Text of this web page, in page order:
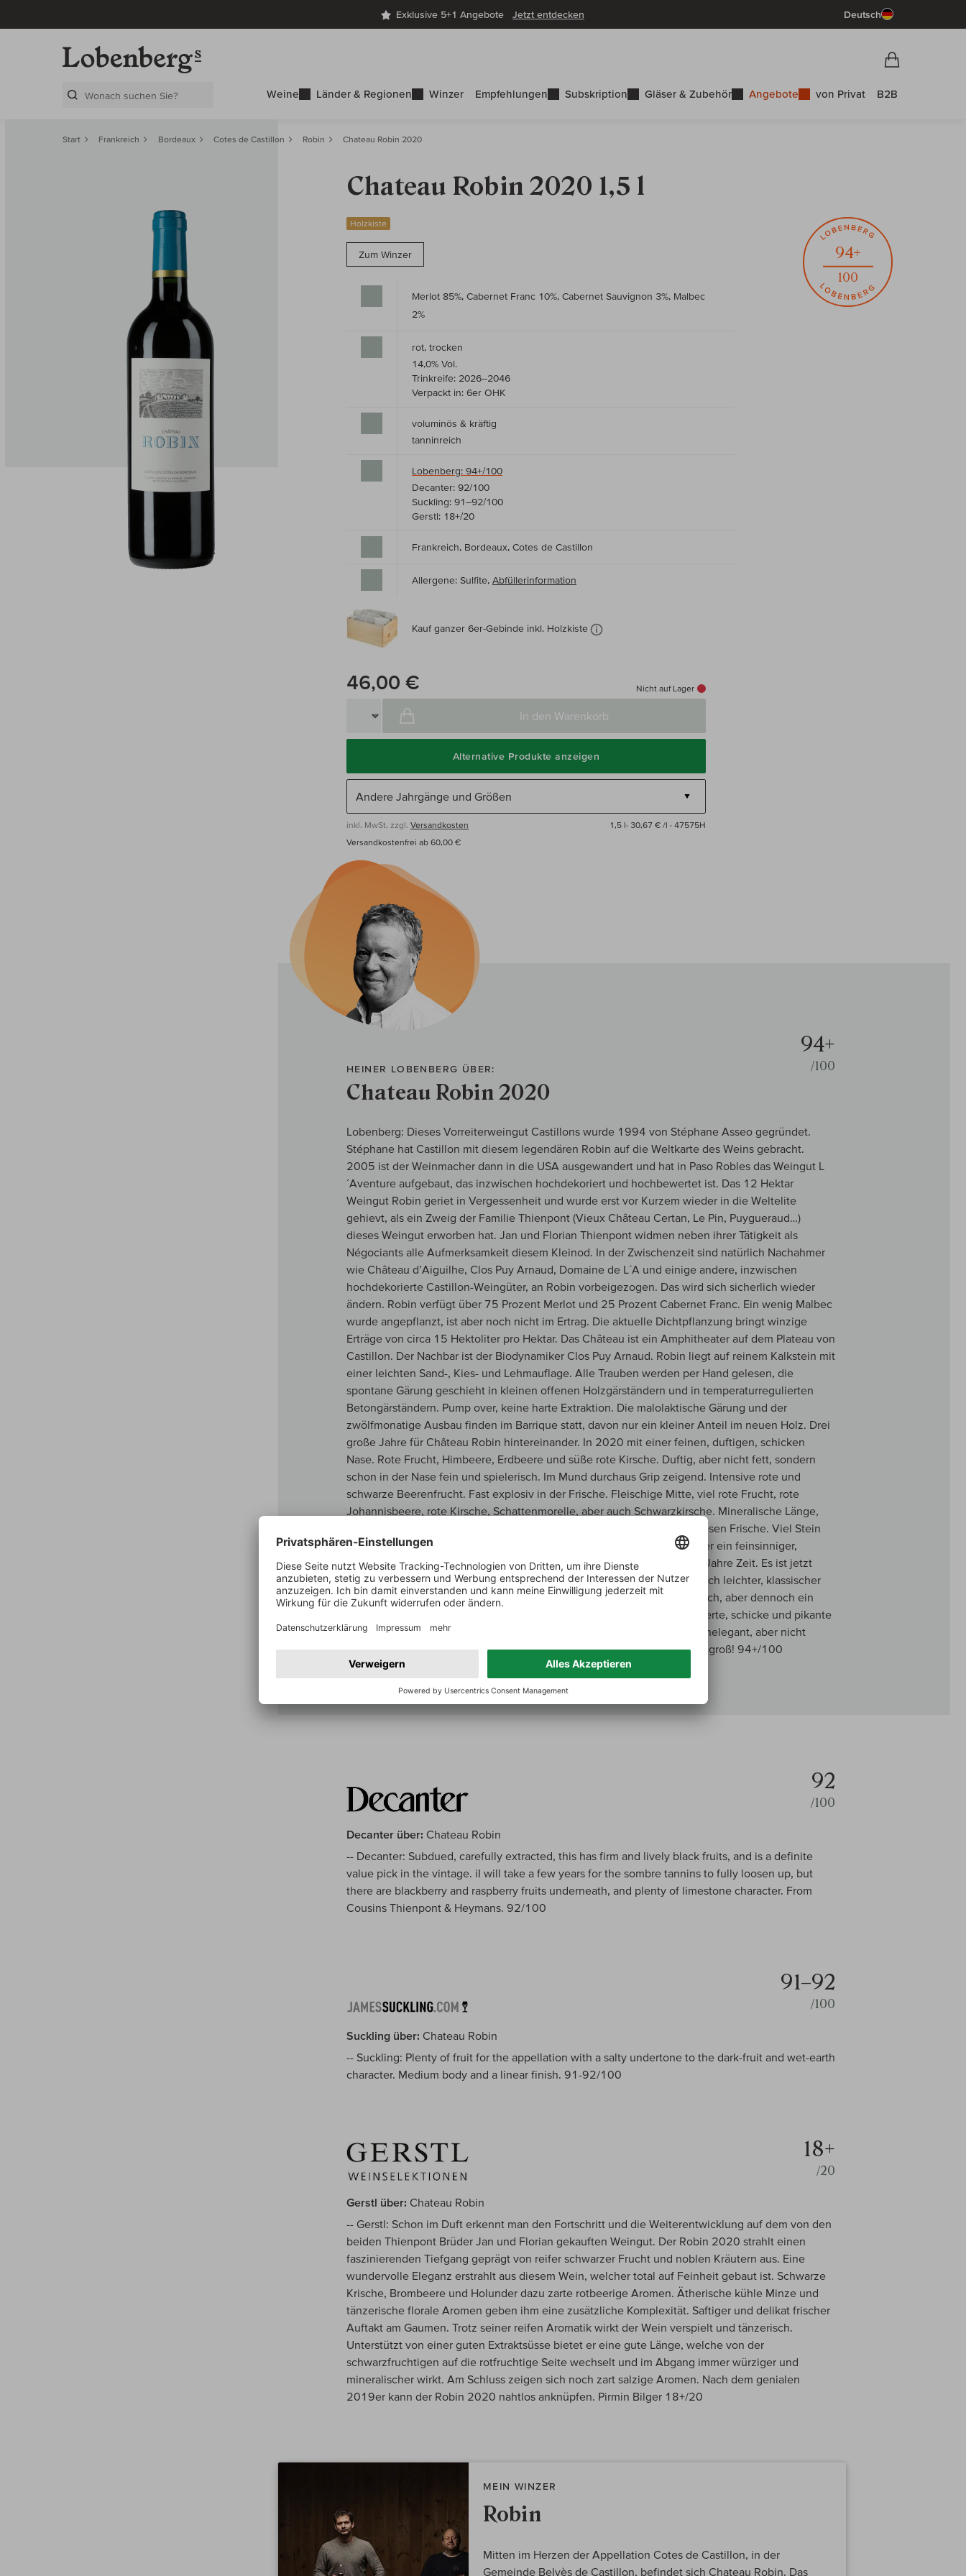
Exklusive 5+1 Angebote Jetzt entdecken Deutsch
Weine Länder & Regionen Winzer Empfehlungen Subskription Gläser & Zubehör Angebote von Privat B2B
Start Frankreich Bordeaux Cotes de Castillon Robin Chateau Robin 2020
Chateau Robin 2020 1,5 l
Holzkiste
Zum Winzer 94+
100
Merlot 85%, Cabernet Franc 10%, Cabernet Sauvignon 3%, Malbec
2%
rot, trocken
14,0% Vol.
Trinkreife: 2026–2046
Verpackt in: 6er OHK
voluminös & kräftig
tanninreich
Lobenberg: 94+/100
Decanter: 92/100
Suckling: 91–92/100
Gerstl: 18+/20
Frankreich, Bordeaux, Cotes de Castillon
Allergene: Sulfite, Abfüllerinformation
Kauf ganzer 6er-Gebinde inkl. Holzkiste
46,00 € Nicht auf Lager
In den Warenkorb
Alternative Produkte anzeigen
inkl. MwSt, zzgl. Versandkosten 1,5 l· 30,67 € /l · 47575H
Versandkostenfrei ab 60,00 €
HEINER LOBENBERG ÜBER:
Chateau Robin 2020
94+
/100
Lobenberg: Dieses Vorreiterweingut Castillons wurde 1994 von Stéphane Asseo gegründet.
Stéphane hat Castillon mit diesem legendären Robin auf die Weltkarte des Weins gebracht.
2005 ist der Weinmacher dann in die USA ausgewandert und hat in Paso Robles das Weingut L
´Aventure aufgebaut, das inzwischen hochdekoriert und hochbewertet ist. Das 12 Hektar
Weingut Robin geriet in Vergessenheit und wurde erst vor Kurzem wieder in die Weltelite
gehievt, als ein Zweig der Familie Thienpont (Vieux Château Certan, Le Pin, Puygueraud…)
dieses Weingut erworben hat. Jan und Florian Thienpont widmen neben ihrer Tätigkeit als
Négociants alle Aufmerksamkeit diesem Kleinod. In der Zwischenzeit sind natürlich Nachahmer
wie Château d’Aiguilhe, Clos Puy Arnaud, Domaine de L´A und einige andere, inzwischen
hochdekorierte Castillon-Weingüter, an Robin vorbeigezogen. Das wird sich sicherlich wieder
ändern. Robin verfügt über 75 Prozent Merlot und 25 Prozent Cabernet Franc. Ein wenig Malbec
wurde angepflanzt, ist aber noch nicht im Ertrag. Die aktuelle Dichtpflanzung bringt winzige
Erträge von circa 15 Hektoliter pro Hektar. Das Château ist ein Amphitheater auf dem Plateau von
Castillon. Der Nachbar ist der Biodynamiker Clos Puy Arnaud. Robin liegt auf reinem Kalkstein mit
einer leichten Sand-, Kies- und Lehmauflage. Alle Trauben werden per Hand gelesen, die
spontane Gärung geschieht in kleinen offenen Holzgärständern und in temperaturregulierten
Betongärständern. Pump over, keine harte Extraktion. Die malolaktische Gärung und der
zwölfmonatige Ausbau finden im Barrique statt, davon nur ein kleiner Anteil im neuen Holz. Drei
große Jahre für Château Robin hintereinander. In 2020 mit einer feinen, duftigen, schicken
Nase. Rote Frucht, Himbeere, Erdbeere und süße rote Kirsche. Duftig, aber nicht fett, sondern
schon in der Nase fein und spielerisch. Im Mund durchaus Grip zeigend. Intensive rote und
schwarze Beerenfrucht. Fast explosiv in der Frische. Fleischige Mitte, viel rote Frucht, rote
Johannisbeere, rote Kirsche, Schattenmorelle, aber auch Schwarzkirsche. Mineralische Länge,
viel Druck hintenraus. Harmonischer Wein mit einer für Castillon grandiosen Frische. Viel Stein
und eine leicht salzige Mineralität. Das ist kein Blockbuster, sondern eher ein feinsinniger,
geschliffener, polierter, tänzelnder Castillon. Der Wein braucht ein paar Jahre Zeit. Es ist jetzt
kein schnellreifendes Schoko-Sahnetörtchen, sondern eher ein spielerisch leichter, klassischer
Castillon, durchaus mit Grip, Mineralität und Länge. Ein Wein mit Anspruch, aber dennoch ein
Top-Einstieg in Castillon. Etwas anders in der Stilistik als der extrem polierte, schicke und pikante
2019er. 2020 ist etwas klassischer, etwas maskuliner und zugleich hochelegant, aber nicht
hinter 2019 zurückbleibend für meinen Geschmack. Langlebig und fast groß! 94+/100
92
/100
Decanter über: Chateau Robin
-- Decanter: Subdued, carefully extracted, this has firm and lively black fruits, and is a definite
value pick in the vintage. iI will take a few years for the sombre tannins to fully loosen up, but
there are blackberry and raspberry fruits underneath, and plenty of limestone character. From
Cousins Thienpont & Heymans. 92/100
91–92
/100
Suckling über: Chateau Robin
-- Suckling: Plenty of fruit for the appellation with a salty undertone to the dark-fruit and wet-earth
character. Medium body and a linear finish. 91-92/100
18+
/20
Gerstl über: Chateau Robin
-- Gerstl: Schon im Duft erkennt man den Fortschritt und die Weiterentwicklung auf dem von den
beiden Thienpont Brüder Jan und Florian gekauften Weingut. Der Robin 2020 strahlt einen
faszinierenden Tiefgang geprägt von reifer schwarzer Frucht und noblen Kräutern aus. Eine
wundervolle Eleganz erstrahlt aus diesem Wein, welcher total auf Feinheit gebaut ist. Schwarze
Krische, Brombeere und Holunder dazu zarte rotbeerige Aromen. Ätherische kühle Minze und
tänzerische florale Aromen geben ihm eine zusätzliche Komplexität. Saftiger und delikat frischer
Auftakt am Gaumen. Trotz seiner reifen Aromatik wirkt der Wein verspielt und tänzerisch.
Unterstützt von einer guten Extraktsüsse bietet er eine gute Länge, welche von der
schwarzfruchtigen auf die rotfruchtige Seite wechselt und im Abgang immer würziger und
mineralischer wirkt. Am Schluss zeigen sich noch zart salzige Aromen. Nach dem genialen
2019er kann der Robin 2020 nahtlos anknüpfen. Pirmin Bilger 18+/20
MEIN WINZER
Robin
Mitten im Herzen der Appellation Cotes de Castillon, in der
Gemeinde Belvès de Castillon, befindet sich Chateau Robin. Das